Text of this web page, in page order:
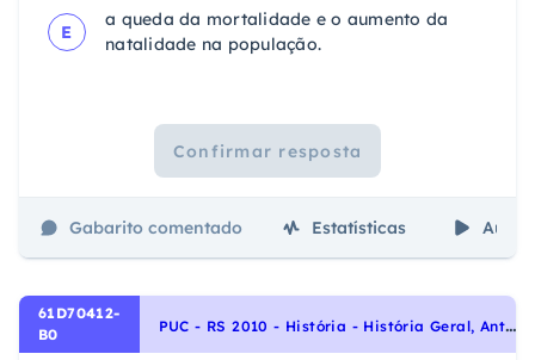
E
a queda da mortalidade e o aumento da
natalidade na população.
Confirmar resposta
Gabarito comentado Estatísticas Aulas
61D70412-
B0
P
UC - RS 2010 - História - História Geral, Antiguidade Ocidental (Gregos, Romanos e Macedônios)